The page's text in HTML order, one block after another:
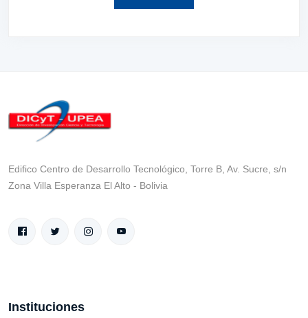
Edifico Centro de Desarrollo Tecnológico, Torre B, Av. Sucre, s/n
Zona Villa Esperanza El Alto - Bolivia
Instituciones